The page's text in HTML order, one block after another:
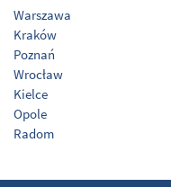
Warszawa
Kraków
Poznań
Wrocław
Kielce
Opole
Radom